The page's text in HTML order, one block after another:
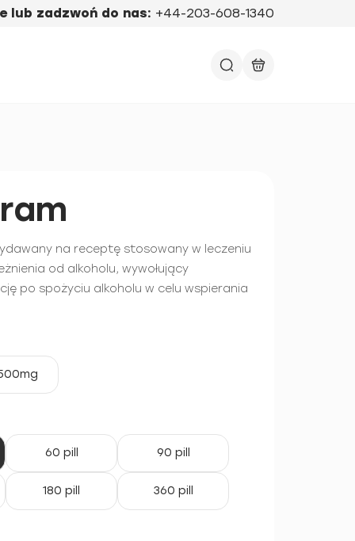
lub zadzwoń do nas: +44-203-608-1340
na receptę stosowany w leczeniu
od alkoholu, wywołujący
po spożyciu alkoholu w celu wspierania
60 pill 90 pill
180 pill 360 pill